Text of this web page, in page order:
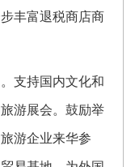
丰富退税商店商
支持国内文化和
游展会。鼓励举
游企业来华参